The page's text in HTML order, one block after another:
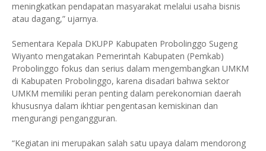
meningkatkan pendapatan masyarakat melalui usaha bisnis
atau dagang,” ujarnya.
Sementara Kepala DKUPP Kabupaten Probolinggo Sugeng
Wiyanto mengatakan Pemerintah Kabupaten (Pemkab)
Probolinggo fokus dan serius dalam mengembangkan UMKM
di Kabupaten Probolinggo, karena disadari bahwa sektor
UMKM memiliki peran penting dalam perekonomian daerah
khususnya dalam ikhtiar pengentasan kemiskinan dan
mengurangi pengangguran.
“Kegiatan ini merupakan salah satu upaya dalam mendorong